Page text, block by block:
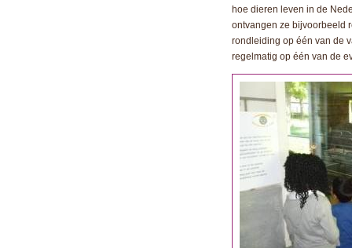
hoe dieren leven in de
ontvangen ze bijvoorbeeld
rondleiding op één van de
regelmatig op één van de